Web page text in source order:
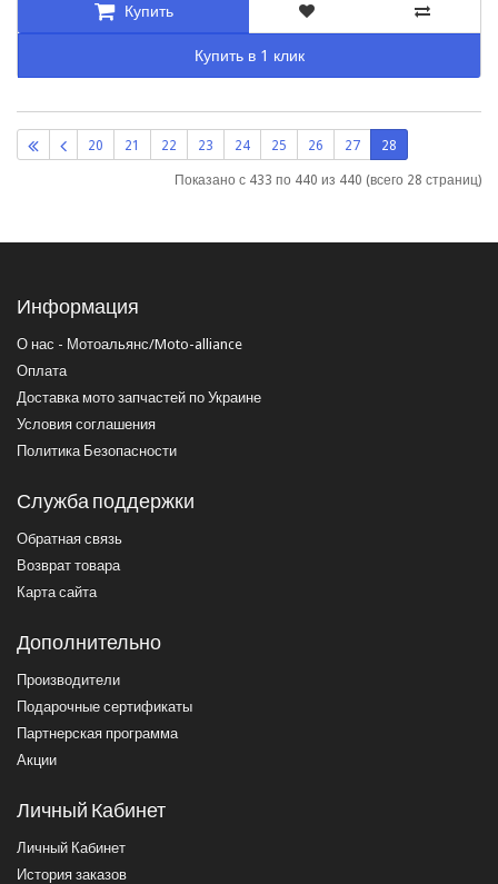
Купить
Купить в 1 клик
20 21 22 23 24 25 26 27 28
Показано с 433 по 440 из 440 (всего 28 страниц)
Информация
О нас - Мотоальянс/Moto-alliance
Оплата
Доставка мото запчастей по Украине
Условия соглашения
Политика Безопасности
Служба поддержки
Обратная связь
Возврат товара
Карта сайта
Дополнительно
Производители
Подарочные сертификаты
Партнерская программа
Акции
Личный Кабинет
Личный Кабинет
История заказов